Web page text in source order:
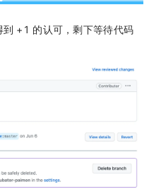
+1 的认可，剩下等待代码